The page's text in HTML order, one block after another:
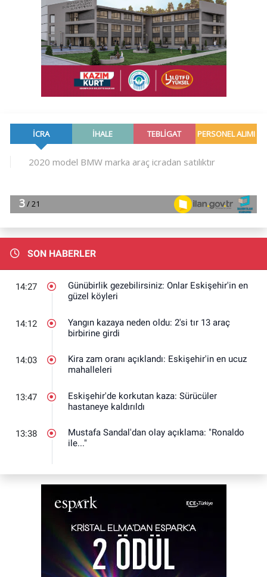
SON HABERLER
14:27
Günübirlik gezebilirsiniz: Onlar Eskişehir'in en
güzel köyleri
14:12
Yangın kazaya neden oldu: 2'si tır 13 araç
birbirine girdi
14:03
Kira zam oranı açıklandı: Eskişehir'in en ucuz
mahalleleri
13:47
Eskişehir'de korkutan kaza: Sürücüler
hastaneye kaldırıldı
13:38
Mustafa Sandal'dan olay açıklama: "Ronaldo
ile..."